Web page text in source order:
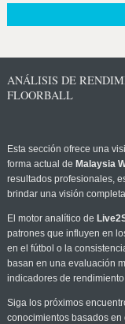
ANÁLISIS DE
FLOORBALL
Esta sección ofrece una
forma actual de Malaysia
resultados profesionales,
brindar una visión
El motor analítico de
patrones que influyen en
en el fútbol o la
basan en una evaluación
indicadores de
Siga los próximos
conocimientos basados